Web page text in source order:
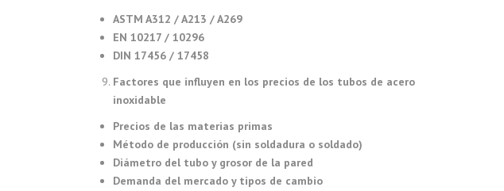
ASTM A312 / A213 / A269
EN 10217 / 10296
DIN 17456 / 17458
Factores que influyen en los precios de los tubos de acero
inoxidable
Precios de las materias primas
Método de producción (sin soldadura o soldado)
Diámetro del tubo y grosor de la pared
Demanda del mercado y tipos de cambio